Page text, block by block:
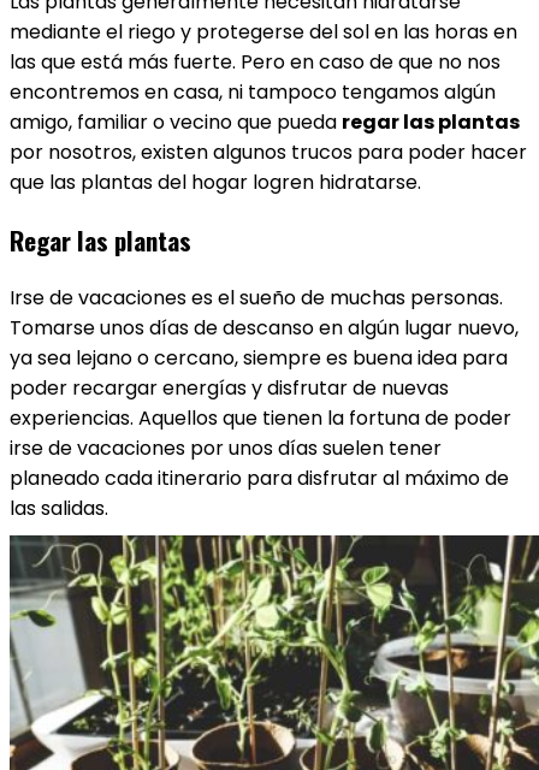
mediante el riego y protegerse del sol en las horas en
las que está más fuerte. Pero en caso de que no nos
encontremos en casa, ni tampoco tengamos algún
amigo, familiar o vecino que pueda regar las plantas
por nosotros, existen algunos trucos para poder hacer
que las plantas del hogar logren hidratarse.
Regar las plantas
Irse de vacaciones es el sueño de muchas personas.
Tomarse unos días de descanso en algún lugar nuevo,
ya sea lejano o cercano, siempre es buena idea para
poder recargar energías y disfrutar de nuevas
experiencias. Aquellos que tienen la fortuna de poder
irse de vacaciones por unos días suelen tener
planeado cada itinerario para disfrutar al máximo de
las salidas.